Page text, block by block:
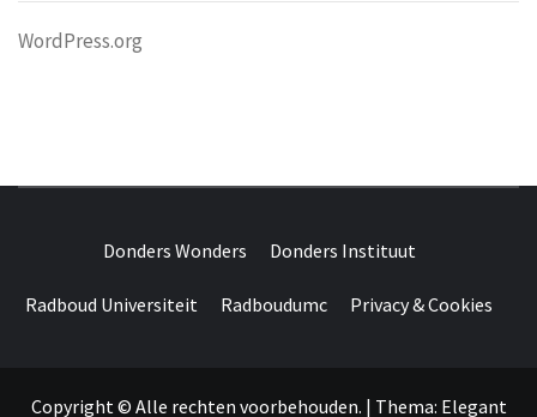
WordPress.org
WONDERS
Donders Wonders Donders Instituut
Radboud Universiteit Radboudumc Privacy & Cookies
Copyright © Alle rechten voorbehouden. | Thema: Elegant